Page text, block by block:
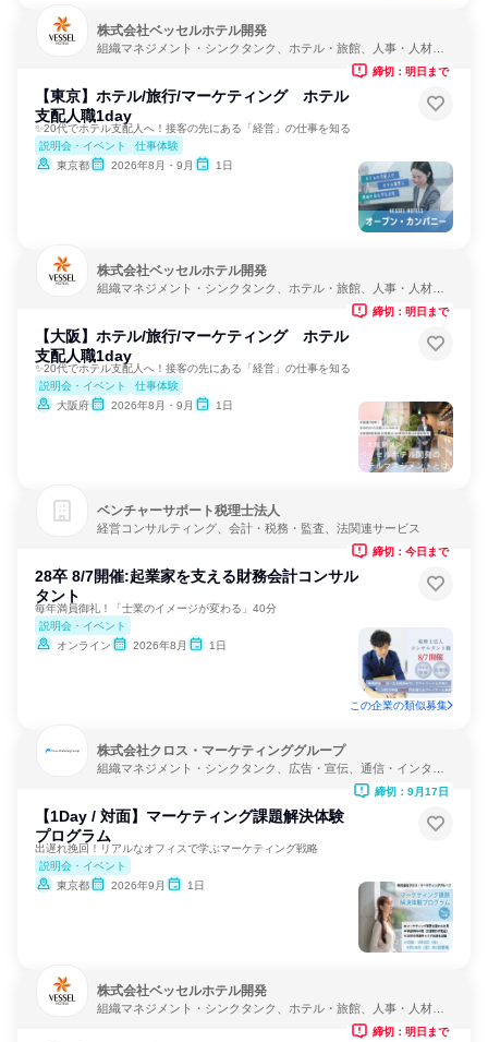
株式会社ベッセルホテル開発
組織マネジメント・シンクタンク、ホテル・旅館、人事・人材サ
【東京】ホテル/旅行/マーケティング ホテル
支配人職1day
✨20代でホテル支配人へ！接客の先にある「経営」の仕事を知る
説明会・イベント
仕事体験
東京都
2026年8月・9月 1日
締切：明日まで
株式会社ベッセルホテル開発
組織マネジメント・シンクタンク、ホテル・旅館、人事・人材サ
【大阪】ホテル/旅行/マーケティング ホテル
支配人職1day
✨20代でホテル支配人へ！接客の先にある「経営」の仕事を知る
説明会・イベント
仕事体験
大阪府
2026年8月・9月 1日
締切：明日まで
ベンチャーサポート税理士法人
経営コンサルティング、会計・税務・監査、法関連サービス
28卒 8/7開催:起業家を支える財務会計コンサル
タント
毎年満員御礼！「士業のイメージが変わる」40分
説明会・イベント
オンライン
2026年8月 1日
締切：今日まで
この企業の類似募集
株式会社クロス・マーケティンググループ
組織マネジメント・シンクタンク、広告・宣伝、通信・インター
【1Day / 対面】マーケティング課題解決体験
プログラム
出遅れ挽回！リアルなオフィスで学ぶマーケティング戦略
説明会・イベント
東京都
2026年9月 1日
締切：9月17日
株式会社ベッセルホテル開発
組織マネジメント・シンクタンク、ホテル・旅館、人事・人材サ
締切：明日まで